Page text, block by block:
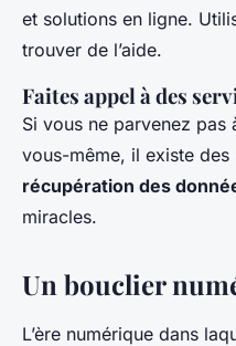
et solutions en ligne.
trouver de l’aide.
Faites appel à des
Si vous ne parvenez
vous-même, il existe
récupération des
miracles.
Un bouclier
L’ère numérique dans